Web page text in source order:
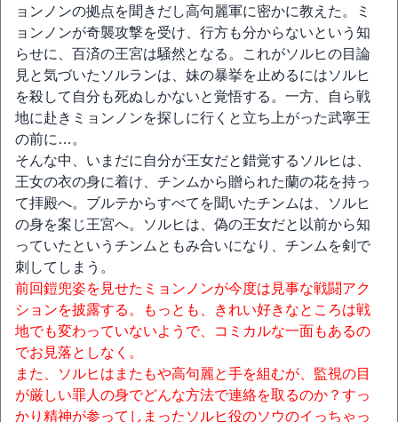
ョンノンの拠点を聞きだし高句麗軍に密かに教えた。ミ
ョンノンが奇襲攻撃を受け、行方も分からないという知
らせに、百済の王宮は騒然となる。これがソルヒの目論
見と気づいたソルランは、妹の暴挙を止めるにはソルヒ
を殺して自分も死ぬしかないと覚悟する。一方、自ら戦
地に赴きミョンノンを探しに行くと立ち上がった武寧王
の前に…。
そんな中、いまだに自分が王女だと錯覚するソルヒは、
王女の衣の身に着け、チンムから贈られた蘭の花を持っ
て拝殿へ。ブルテからすべてを聞いたチンムは、ソルヒ
の身を案じ王宮へ。ソルヒは、偽の王女だと以前から知
っていたというチンムともみ合いになり、チンムを剣で
刺してしまう。
前回鎧兜姿を見せたミョンノンが今度は見事な戦闘アク
ションを披露する。もっとも、きれい好きなところは戦
地でも変わっていないようで、コミカルな一面もあるの
でお見落としなく。
また、ソルヒはまたもや高句麗と手を組むが、監視の目
が厳しい罪人の身でどんな方法で連絡を取るのか？すっ
かり精神が参ってしまったソルヒ役のソウのイっちゃっ